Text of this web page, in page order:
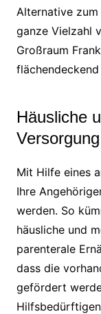
Alternative
ganze Vielzahl
Großraum
Häusliche
Mit Hilfe eines
Ihre
werden. So
häusliche und
parenterale
dass die
gefördert